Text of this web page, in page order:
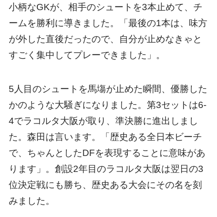
小柄なGKが、相手のシュートを3本止めて、チ
ームを勝利に導きました。「最後の1本は、味方
が外した直後だったので、自分が止めなきゃと
すごく集中してプレーできました」。
5人目のシュートを馬塲が止めた瞬間、優勝した
かのような大騒ぎになりました。第3セットは6-
4でラコルタ大阪が取り、準決勝に進出しまし
た。森田は言います。「歴史ある全日本ビーチ
で、ちゃんとしたDFを表現することに意味があ
ります」。創設2年目のラコルタ大阪は翌日の3
位決定戦にも勝ち、歴史ある大会にその名を刻
みました。